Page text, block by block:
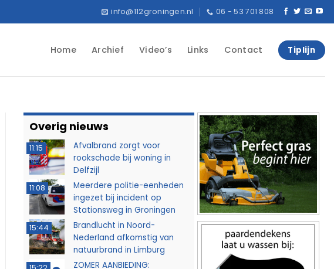
info@112groningen.nl 06 - 53 701 808
Home Archief Video’s Links Contact Tiplijn
Overig nieuws
11:15
Afvalbrand zorgt voor
rookschade bij woning in
Delfzijl
11:08
Meerdere politie-eenheden
ingezet bij incident op
Stationsweg in Groningen
15:44
Brandlucht in Noord-
Nederland afkomstig van
natuurbrand in Limburg
ZOMER AANBIEDING: